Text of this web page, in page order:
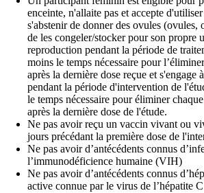
enceinte, n'allaite pas et accepte
s'abstenir de donner des ovules (ovules,
de les congeler/stocker pour son propre
reproduction pendant la période de
moins le temps nécessaire pour
après la dernière dose reçue et s'engage
pendant la période d'intervention de
le temps nécessaire pour éliminer
après la dernière dose de l'étude.
Ne pas avoir reçu un vaccin vivant ou
jours précédant la première dose de
Ne pas avoir d’antécédents connus
l’immunodéficience humaine (VIH)
Ne pas avoir d’antécédents connus
active connue par le virus de l’hépatite C